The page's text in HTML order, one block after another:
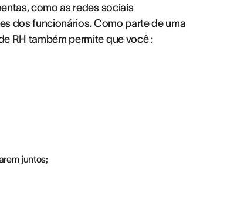
como as redes sociais
dos funcionários. Como parte de uma
RH também permite que você :
juntos;